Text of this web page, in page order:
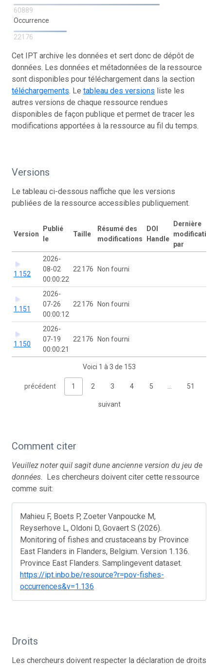
60889
Occurrence
22176
Cet IPT archive les données et sert donc de dépôt de
données. Les données et métadonnées de la ressource
sont disponibles pour téléchargement dans la section
téléchargements. Le tableau des versions liste les
autres versions de chaque ressource rendues
disponibles de façon publique et permet de tracer les
modifications apportées à la ressource au fil du temps.
Versions
Le tableau ci-dessous naffiche que les versions
publiées de la ressource accessibles publiquement.
Version
Publié
le
Taille
Résumé des
modifications
DOI
Handle
Dernière
modification
par
1.152
2026-
08-02
00:00:22
22 176 Non fourni
1.151
2026-
07-26
00:00:12
22 176 Non fourni
1.150
2026-
07-19
00:00:21
22 176 Non fourni
Voici 1 à 3 de 153
précédent 1 2 3 4 5 51
suivant
Comment citer
Veuillez noter quil sagit dune ancienne version du jeu de
données. Les chercheurs doivent citer cette ressource
comme suit:
Mahieu F, Boets P, Zoeter Vanpoucke M,
Reyserhove L, Oldoni D, Govaert S (2026).
Monitoring of fishes and crustaceans by Province
East Flanders in Flanders, Belgium. Version 1.136.
Province East Flanders. Samplingevent dataset.
https://ipt.inbo.be/resource?r=pov-fishes-
occurrences&v=1.136
Droits
Les chercheurs doivent respecter la déclaration de droits